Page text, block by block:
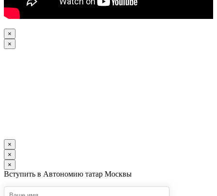
×
×
×
×
×
Вступить в Автономию татар Москвы